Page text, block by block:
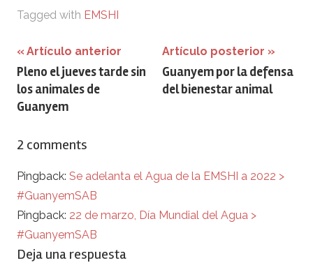
Tagged with EMSHI
Navegación
de
entradas
Artículo anterior
Pleno el jueves tarde sin
los animales de
Guanyem
Artículo posterior
Guanyem por la defensa
del bienestar animal
2 comments
Pingback: Se adelanta el Agua de la EMSHI a 2022 >
#GuanyemSAB
Pingback: 22 de marzo, Día Mundial del Agua >
#GuanyemSAB
Deja una respuesta